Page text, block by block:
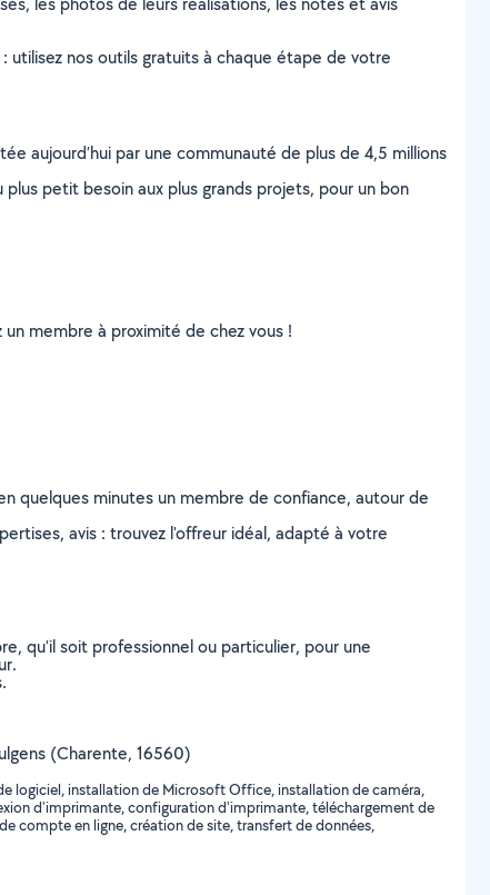
utilisez nos outils gratuits à chaque étape de votre
aujourd’hui par une communauté de plus de 4,5 millions
petit besoin aux plus grands projets, pour un bon
membre à proximité de chez vous !
quelques minutes un membre de confiance, autour de
avis : trouvez l'offreur idéal, adapté à votre
qu’il soit professionnel ou particulier, pour une
(Charente, 16560)
logiciel, installation de Microsoft Office, installation de caméra,
d'imprimante, configuration d'imprimante, téléchargement de
compte en ligne, création de site, transfert de données,